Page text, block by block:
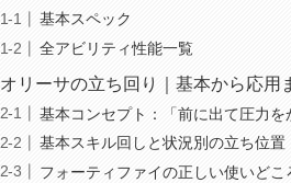
基本スペック
全アビリティ性能一覧
オリーサの立ち回り｜基本から応用
基本コンセプト：「前に出て圧力を
基本スキル回しと状況別の立ち位置
フォーティファイの正しい使いどこ